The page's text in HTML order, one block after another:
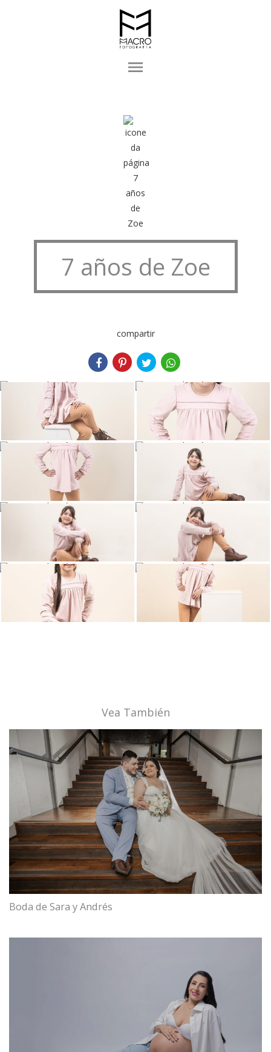
menu
7 años de Zoe
compartir
Vea También
Boda de Sara y Andrés